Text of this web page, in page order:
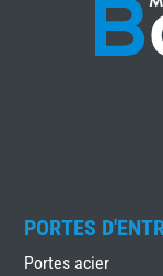
PORTES
Portes acier